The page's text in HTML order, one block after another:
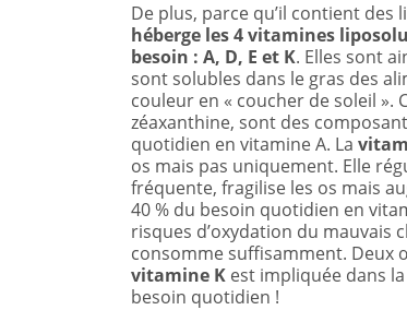
De plus, parce qu’il contient des
héberge les 4 vitamines
besoin : A, D, E et K. Elles sont
sont solubles dans le gras des
couleur en « coucher de soleil ».
zéaxanthine, sont des
quotidien en vitamine A. La
os mais pas uniquement. Elle
fréquente, fragilise les os mais
40 % du besoin quotidien en
risques d’oxydation du mauvais
consomme suffisamment. Deux
vitamine K est impliquée dans
besoin quotidien !